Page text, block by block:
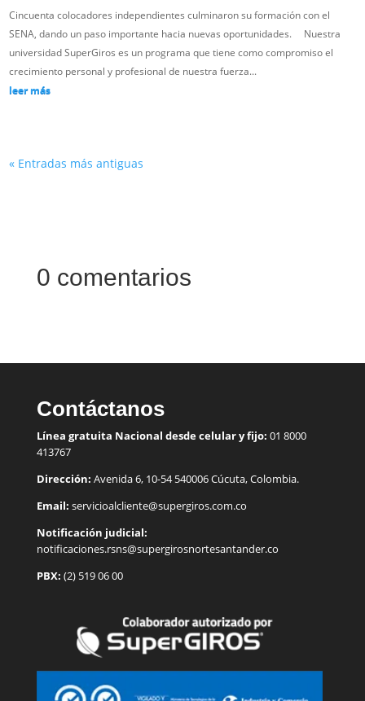
Cincuenta colocadores independientes culminaron su formación con el
SENA, dando un paso importante hacia nuevas oportunidades. Nuestra
universidad SuperGiros es un programa que tiene como compromiso el
crecimiento personal y profesional de nuestra fuerza...
leer más
« Entradas más antiguas
0 comentarios
Contáctanos
Línea gratuita Nacional desde celular y fijo: 01 8000
413767
Dirección: Avenida 6, 10-54 540006 Cúcuta, Colombia.
Email: servicioalcliente@supergiros.com.co
Notificación judicial:
notificaciones.rsns@supergirosnortesantander.co
PBX: (2) 519 06 00